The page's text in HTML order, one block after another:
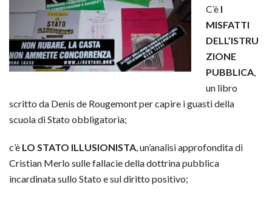
C’è I
MISFATTI
DELL’ISTRU
ZIONE
PUBBLICA
un libro
scritto da Denis de Rougemont per capire i guasti della
scuola di Stato obbligatoria;
c’è LO STATO ILLUSIONISTA , un’analisi approfondita di
Cristian Merlo sulle fallacie della dottrina pubblica
incardinata sullo Stato e sul diritto positivo;